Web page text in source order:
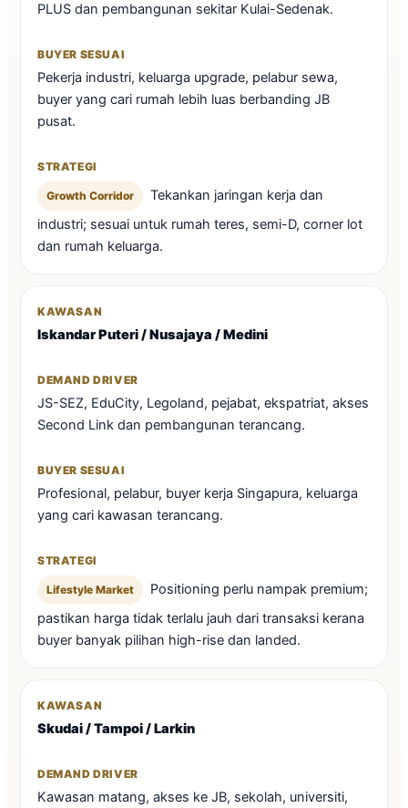
PLUS dan pembangunan sekitar Kulai-Sedenak.
Pekerja industri, keluarga upgrade, pelabur sewa,
buyer yang cari rumah lebih luas berbanding JB
pusat.
Growth Corridor
Tekankan jaringan kerja dan
industri; sesuai untuk rumah teres, semi-D, corner lot
dan rumah keluarga.
Iskandar Puteri / Nusajaya / Medini
JS-SEZ, EduCity, Legoland, pejabat, ekspatriat, akses
Second Link dan pembangunan terancang.
Profesional, pelabur, buyer kerja Singapura, keluarga
yang cari kawasan terancang.
Lifestyle Market
Positioning perlu nampak premium;
pastikan harga tidak terlalu jauh dari transaksi kerana
buyer banyak pilihan high-rise dan landed.
Skudai / Tampoi / Larkin
Kawasan matang, akses ke JB, sekolah, universiti,